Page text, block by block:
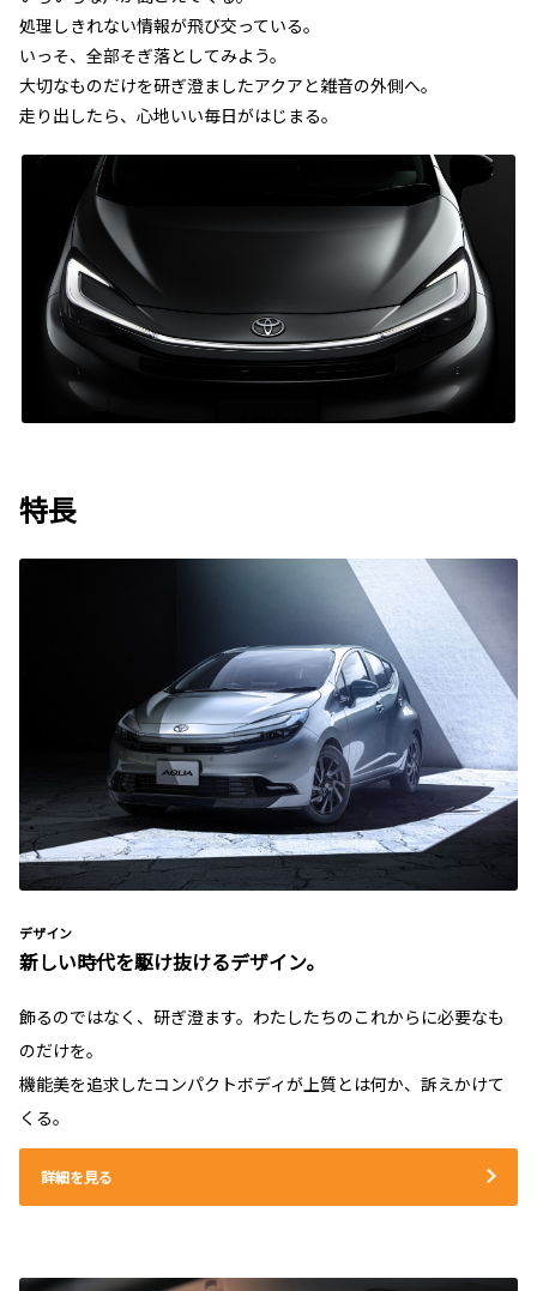
処理しきれない情報が飛び交っている。
いっそ、全部そぎ落としてみよう。
大切なものだけを研ぎ澄ましたアクアと雑音の外側へ。
走り出したら、心地いい毎日がはじまる。
特長
デザイン
新しい時代を駆け抜けるデザイン。
飾るのではなく、研ぎ澄ます。わたしたちのこれからに必要なも
のだけを。
機能美を追求したコンパクトボディが上質とは何か、訴えかけて
くる。
詳細を見る